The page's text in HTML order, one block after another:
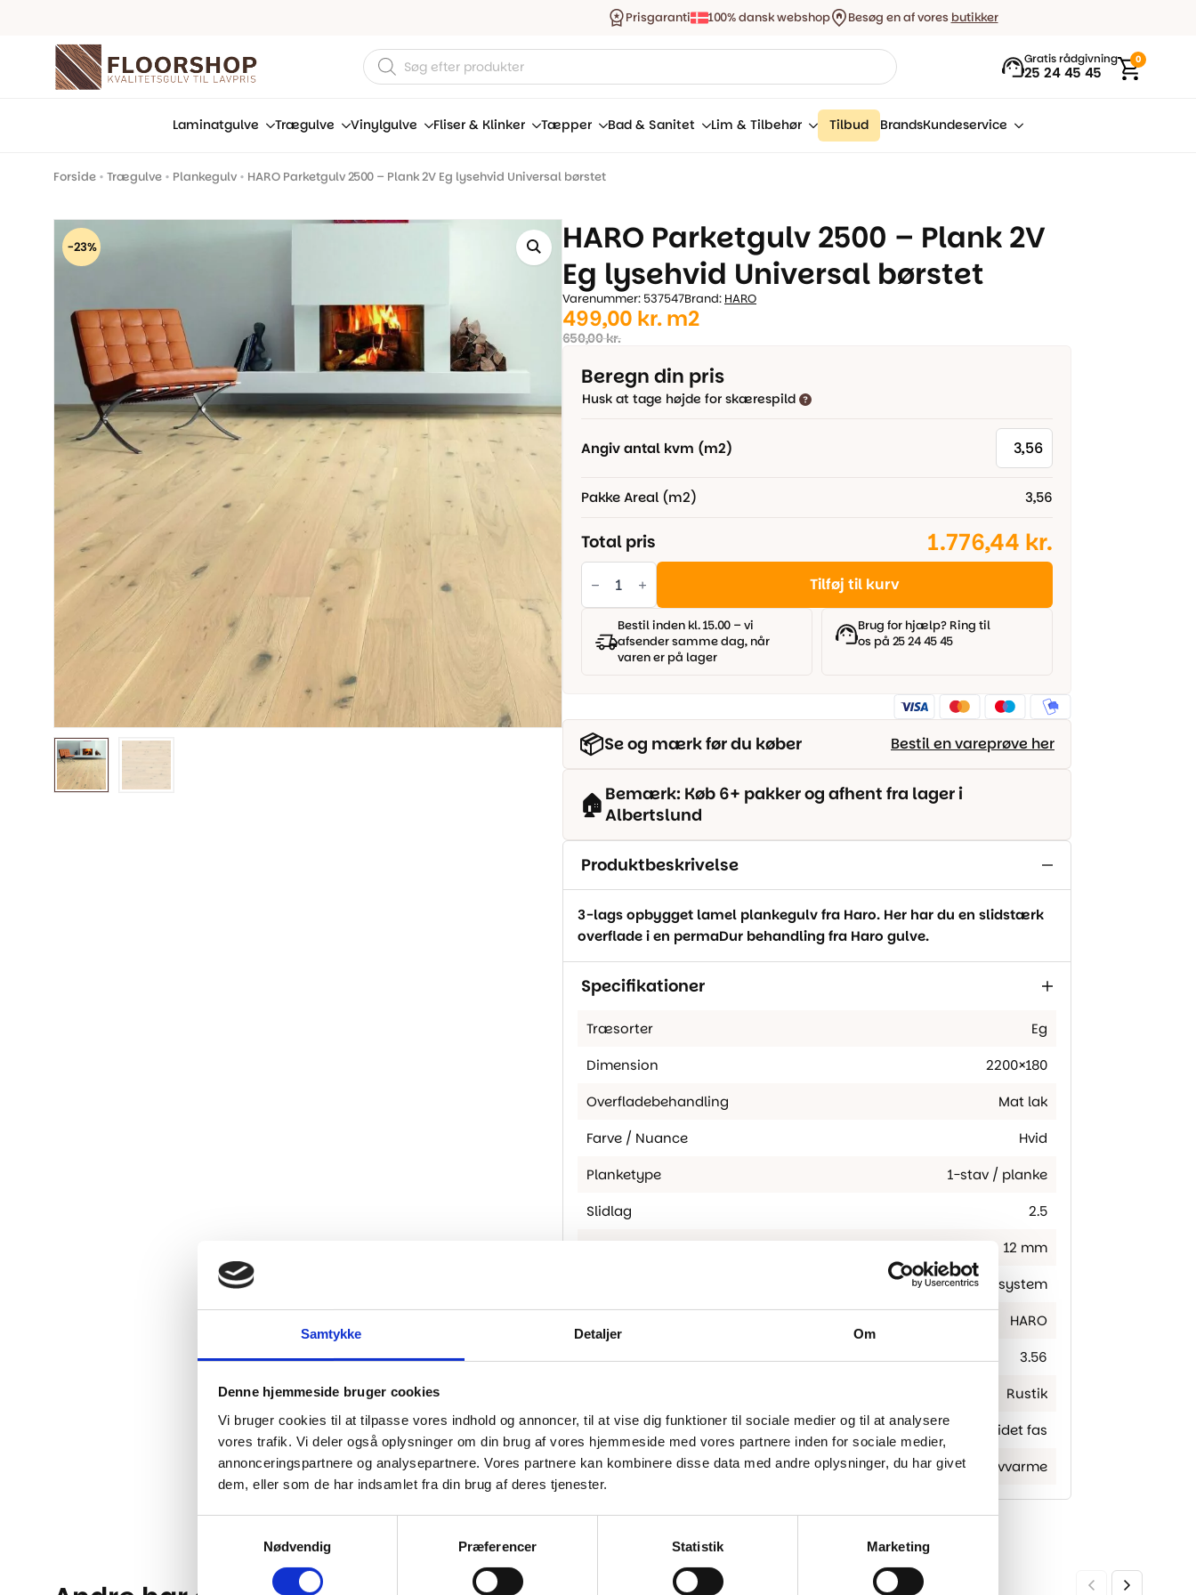
Samtykke Detaljer Om
Denne hjemmeside bruger cookies
Vi bruger cookies til at tilpasse vores indhold og annoncer, til at vise dig funktioner til sociale medier og til at analysere
vores trafik. Vi deler også oplysninger om din brug af vores hjemmeside med vores partnere inden for sociale medier,
annonceringspartnere og analysepartnere. Vores partnere kan kombinere disse data med andre oplysninger, du har givet
dem, eller som de har indsamlet fra din brug af deres tjenester.
Nødvendig
Præferencer Statistik Marketing
Prisgaranti 100% dansk webshop Besøg en af vores butikker
Products
search
Gratis rådgivning
25 24 45 45
0
Laminatgulve Trægulve Vinylgulve Fliser & Klinker Tæpper Bad & Sanitet Lim & Tilbehør Tilbud BrandsKundeservice
Forside • Trægulve • Plankegulv • HARO Parketgulv 2500 – Plank 2V Eg lysehvid Universal børstet
-23%
HARO Parketgulv 2500 – Plank 2V
Eg lysehvid Universal børstet
Varenummer: 537547Brand: HARO
650,00kr.
Den
oprindelige
pris
var:
499,00 kr.
Den
aktuelle
pris
er:
m2
Beregn din pris
Husk at tage højde for skærespild
Angiv antal kvm (m2)
Pakke Areal (m2) 3,56
Total pris 1.776,44 kr.
HARO
Parketgulv
-
2V
Eg
lysehvid
Tilføj til kurv
Bestil inden kl. 15.00 – vi
afsender samme dag, når
varen er på lager
Brug for hjælp? Ring til
os på 25 24 45 45
📦Se og mærk før du køber Bestil en vareprøve her
🏠 Bemærk: Køb 6+ pakker og afhent fra lager i
Albertslund
Produktbeskrivelse
3-lags opbygget lamel plankegulv fra Haro. Her har du en slidstærk
overflade i en permaDur behandling fra Haro gulve.
Specifikationer
Træsorter Eg
Dimension 2200×180
Overfladebehandling Mat lak
Farve / Nuance Hvid
Planketype 1-stav / planke
Slidlag 2.5
12 mm
Top connect kliksystem
HARO
M2 Pr. Pakke 3.56
Rustik
Fas 2-sidet fas
Gulvvarme Egnet til gulvvarme